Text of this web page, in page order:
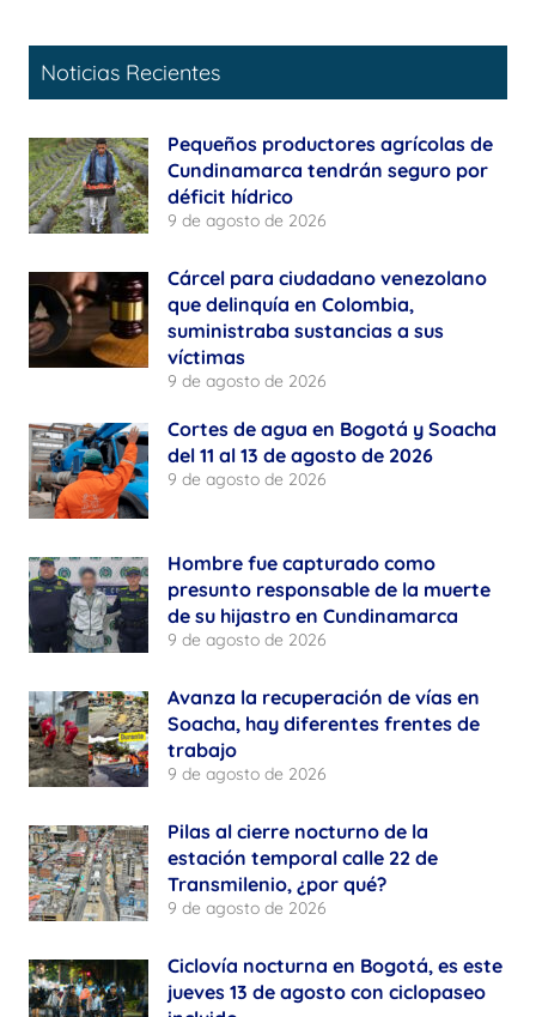
Noticias Recientes
Pequeños productores agrícolas de
Cundinamarca tendrán seguro por
déficit hídrico
9 de agosto de 2026
Cárcel para ciudadano venezolano
que delinquía en Colombia,
suministraba sustancias a sus
víctimas
9 de agosto de 2026
Cortes de agua en Bogotá y Soacha
del 11 al 13 de agosto de 2026
9 de agosto de 2026
Hombre fue capturado como
presunto responsable de la muerte
de su hijastro en Cundinamarca
9 de agosto de 2026
Avanza la recuperación de vías en
Soacha, hay diferentes frentes de
trabajo
9 de agosto de 2026
Pilas al cierre nocturno de la
estación temporal calle 22 de
Transmilenio, ¿por qué?
9 de agosto de 2026
Ciclovía nocturna en Bogotá, es este
jueves 13 de agosto con ciclopaseo